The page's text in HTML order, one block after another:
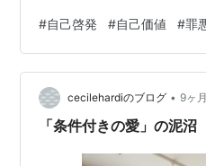
は言っても 結局 その状況を
んだかんだと 相手の言うと
談したら きっと 「やめたら
ような関係性を なぜ 続けて
「何かメリットとなること
#自己啓発 #自己価値 #罪
cecilehardiのブログ • 9ヶ
「条件付きの愛」の泥沼